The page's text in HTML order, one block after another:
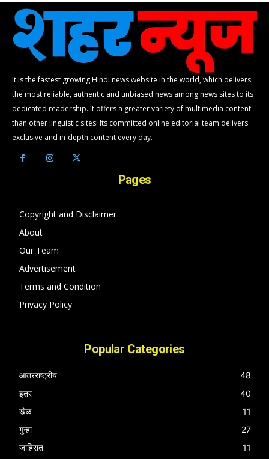
It is the fastest growing Hindi news website in the world, which delivers
the most reliable, authentic and unbiased news among news sites to its
dedicated readership. It offers a greater variety of multimedia content
than other linguistic sites. Its committed online editorial team delivers
exclusive and in-depth content every day.
Pages
Copyright and Disclaimer
About
Our Team
Advertisement
Terms and Condition
Privacy Policy
Popular Categories
आंतरराष्ट्रीय
48
इतर
40
खेळ
11
गुन्हा
27
जाहिरात
11